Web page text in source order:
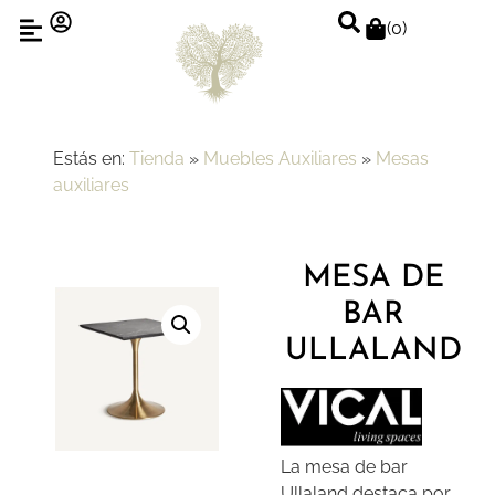
(0)
Estás en: Tienda » Muebles Auxiliares » Mesas
auxiliares
MESA DE
BAR
ULLALAND
La mesa de bar